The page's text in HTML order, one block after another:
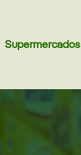
Supermercados